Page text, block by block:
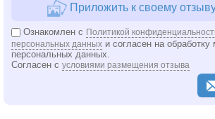
Приложить к своему
Ознакомлен с Политикой
персональных данных и согласен на обработку
персональных данных.
Согласен с условиями размещения отзыва